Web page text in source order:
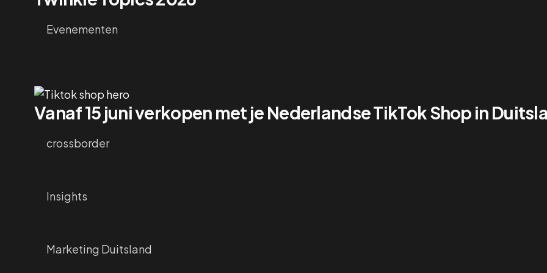
Evenementen
Vanaf 15 juni verkopen met je Nederlandse TikTok Shop in
crossborder
Insights
Marketing Duitsland